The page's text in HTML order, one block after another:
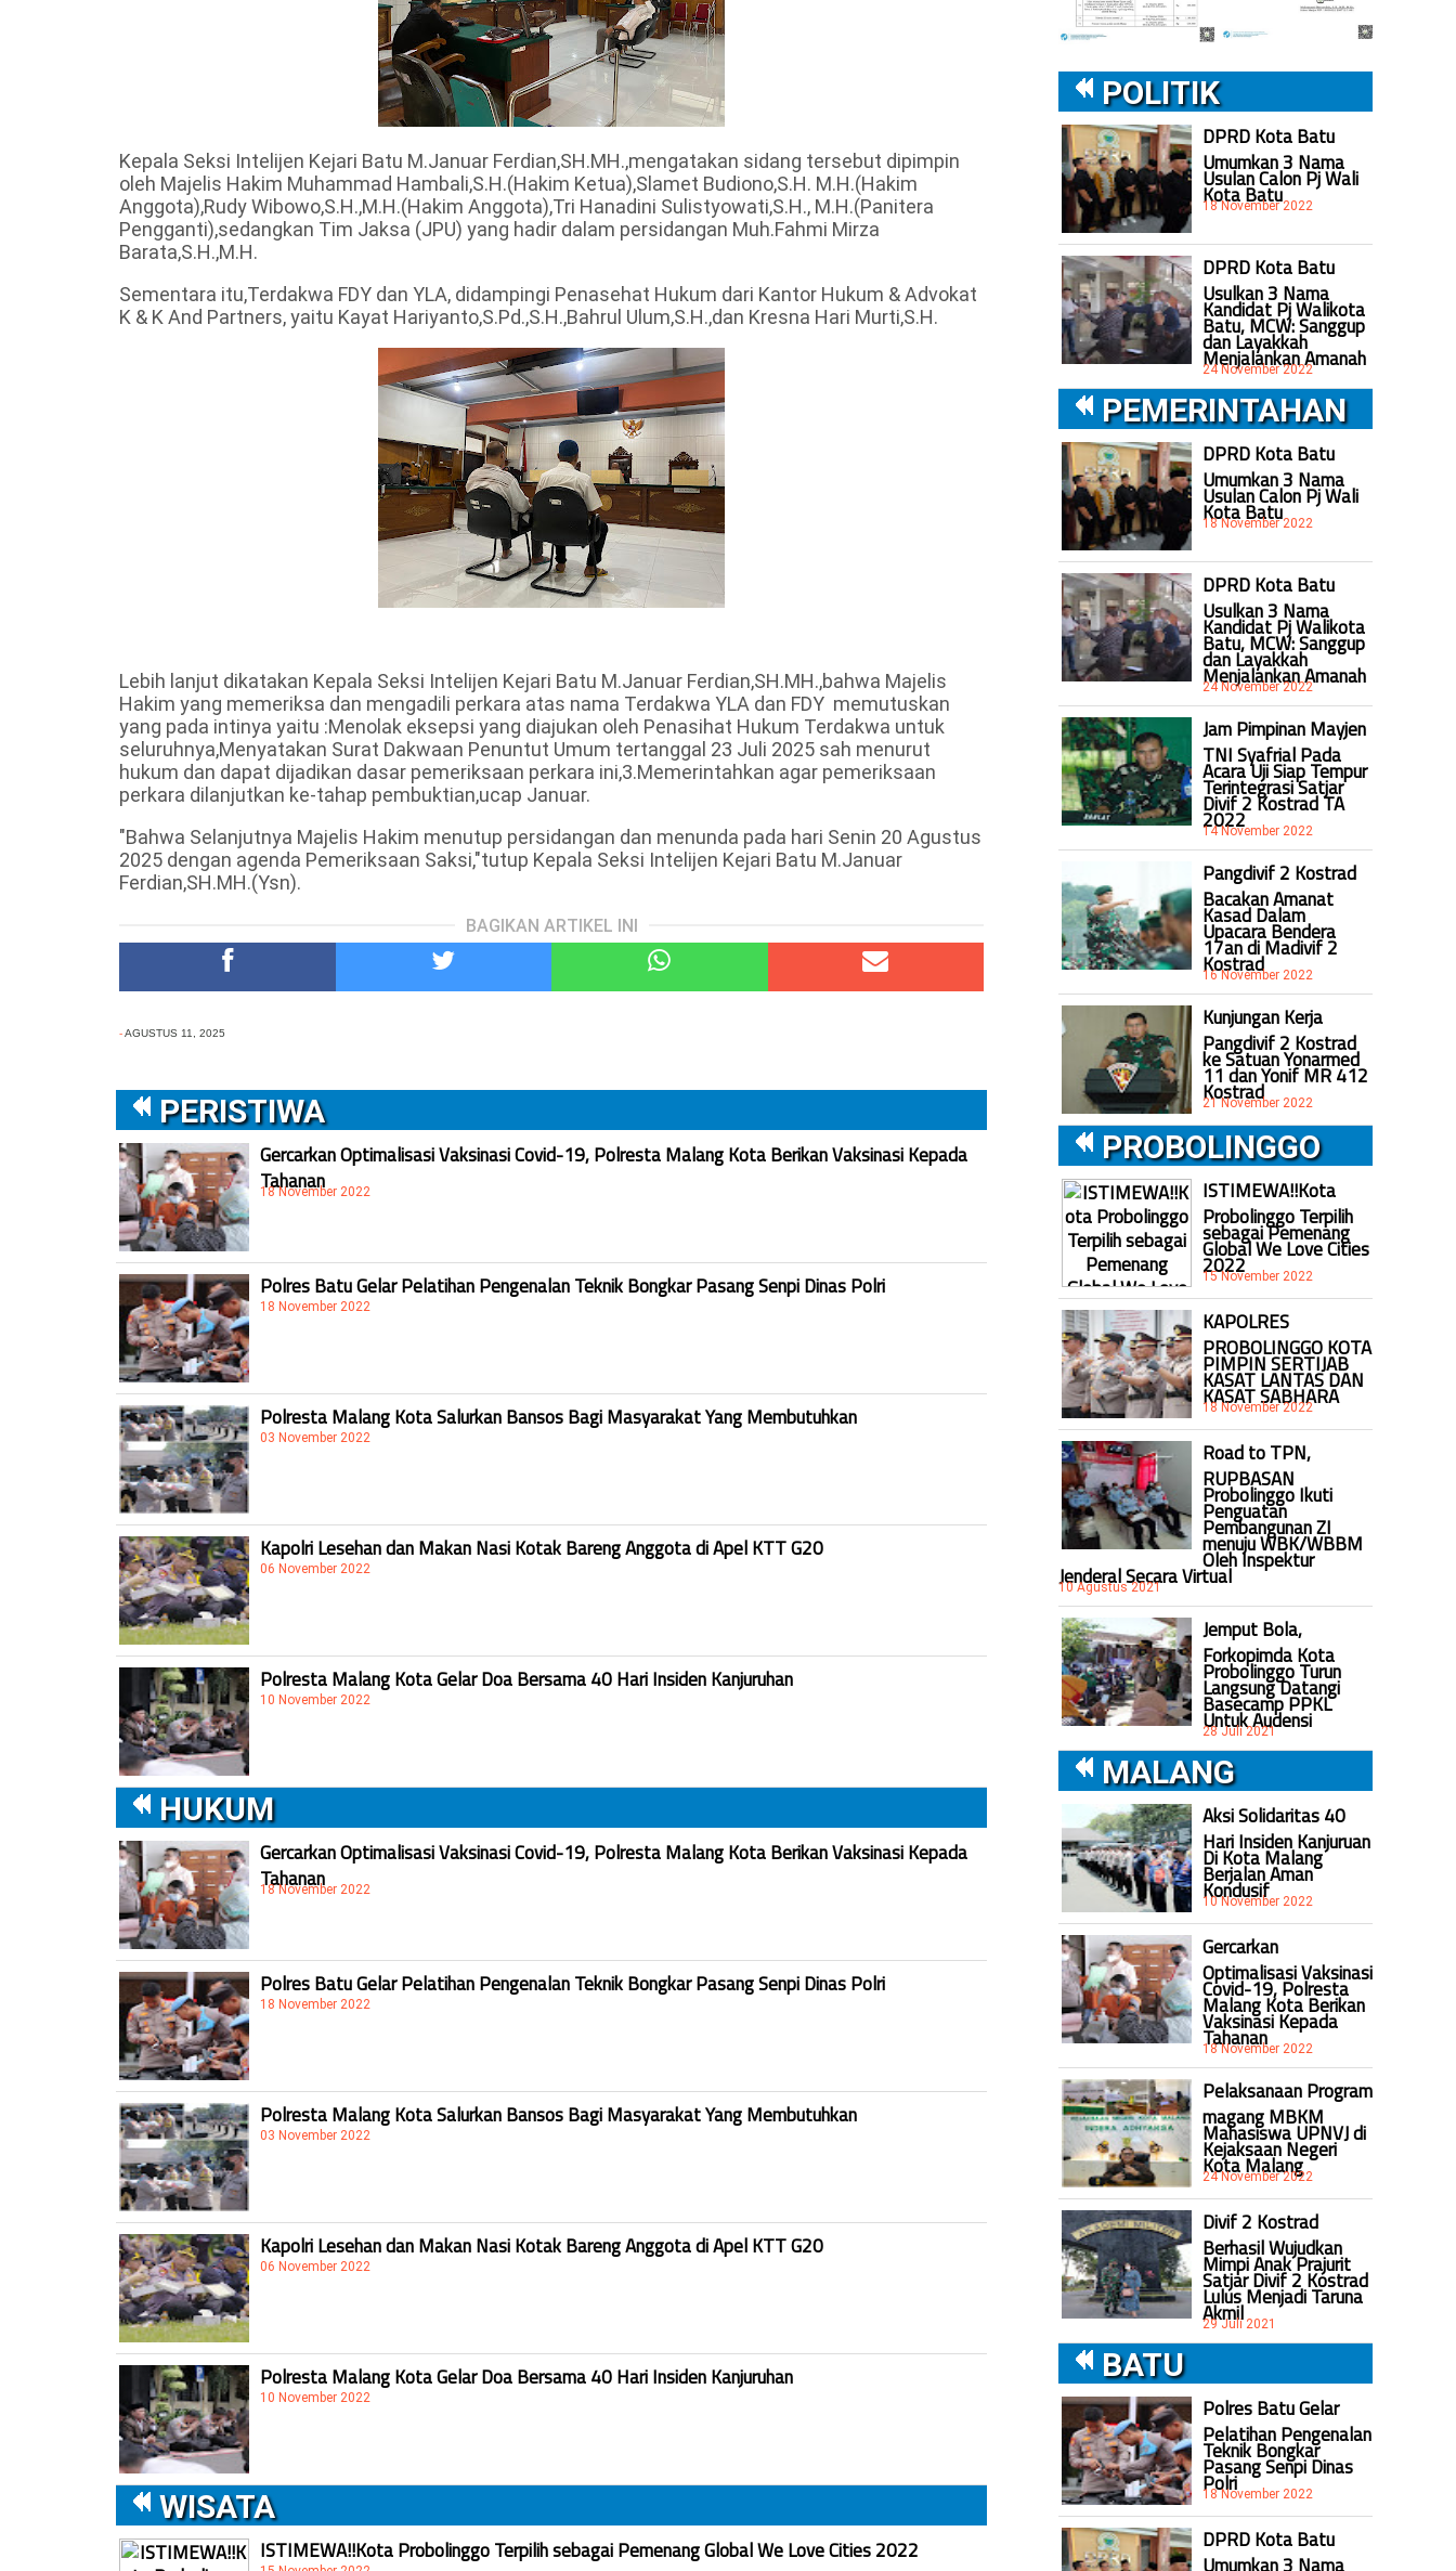
Kepala Seksi Intelijen Kejari Batu M.Januar Ferdian,SH.MH.,mengatakan sidang tersebut dipimpin
oleh Majelis Hakim Muhammad Hambali,S.H.(Hakim Ketua),Slamet Budiono,S.H. M.H.(Hakim
Anggota),Rudy Wibowo,S.H.,M.H.(Hakim Anggota),Tri Hanadini Sulistyowati,S.H., M.H.(Panitera
Pengganti),sedangkan Tim Jaksa (JPU) yang hadir dalam persidangan Muh.Fahmi Mirza
Barata,S.H.,M.H.
Sementara itu,Terdakwa FDY dan YLA, didampingi Penasehat Hukum dari Kantor Hukum & Advokat
K & K And Partners, yaitu Kayat Hariyanto,S.Pd.,S.H.,Bahrul Ulum,S.H.,dan Kresna Hari Murti,S.H.
Lebih lanjut dikatakan Kepala Seksi Intelijen Kejari Batu M.Januar Ferdian,SH.MH.,bahwa Majelis
Hakim yang memeriksa dan mengadili perkara atas nama Terdakwa YLA dan FDY memutuskan
yang pada intinya yaitu :Menolak eksepsi yang diajukan oleh Penasihat Hukum Terdakwa untuk
seluruhnya,Menyatakan Surat Dakwaan Penuntut Umum tertanggal 23 Juli 2025 sah menurut
hukum dan dapat dijadikan dasar pemeriksaan perkara ini,3.Memerintahkan agar pemeriksaan
perkara dilanjutkan ke-tahap pembuktian,ucap Januar.
"Bahwa Selanjutnya Majelis Hakim menutup persidangan dan menunda pada hari Senin 20 Agustus
2025 dengan agenda Pemeriksaan Saksi,"tutup Kepala Seksi Intelijen Kejari Batu M.Januar
Ferdian,SH.MH.(Ysn).
BAGIKAN ARTIKEL INI
-AGUSTUS 11, 2025
PERISTIWA
Gercarkan Optimalisasi Vaksinasi Covid-19, Polresta Malang Kota Berikan Vaksinasi Kepada
Tahanan
18 November 2022
Polres Batu Gelar Pelatihan Pengenalan Teknik Bongkar Pasang Senpi Dinas Polri
18 November 2022
Polresta Malang Kota Salurkan Bansos Bagi Masyarakat Yang Membutuhkan
03 November 2022
Kapolri Lesehan dan Makan Nasi Kotak Bareng Anggota di Apel KTT G20
06 November 2022
Polresta Malang Kota Gelar Doa Bersama 40 Hari Insiden Kanjuruhan
10 November 2022
HUKUM
Gercarkan Optimalisasi Vaksinasi Covid-19, Polresta Malang Kota Berikan Vaksinasi Kepada
Tahanan
18 November 2022
Polres Batu Gelar Pelatihan Pengenalan Teknik Bongkar Pasang Senpi Dinas Polri
18 November 2022
Polresta Malang Kota Salurkan Bansos Bagi Masyarakat Yang Membutuhkan
03 November 2022
Kapolri Lesehan dan Makan Nasi Kotak Bareng Anggota di Apel KTT G20
06 November 2022
Polresta Malang Kota Gelar Doa Bersama 40 Hari Insiden Kanjuruhan
10 November 2022
WISATA
ISTIMEWA!!Kota Probolinggo Terpilih sebagai Pemenang Global We Love Cities 2022
POLITIK
DPRD Kota Batu
Umumkan 3 Nama
Usulan Calon Pj Wali
Kota Batu
18 November 2022
DPRD Kota Batu
Usulkan 3 Nama
Kandidat Pj Walikota
Batu, MCW: Sanggup
dan Layakkah
Menjalankan Amanah
24 November 2022
PEMERINTAHAN
DPRD Kota Batu
Umumkan 3 Nama
Usulan Calon Pj Wali
Kota Batu
18 November 2022
DPRD Kota Batu
Usulkan 3 Nama
Kandidat Pj Walikota
Batu, MCW: Sanggup
dan Layakkah
Menjalankan Amanah
24 November 2022
Jam Pimpinan Mayjen
TNI Syafrial Pada
Acara Uji Siap Tempur
Terintegrasi Satjar
Divif 2 Kostrad TA
2022
14 November 2022
Pangdivif 2 Kostrad
Bacakan Amanat
Kasad Dalam
Upacara Bendera
17an di Madivif 2
Kostrad
16 November 2022
Kunjungan Kerja
Pangdivif 2 Kostrad
ke Satuan Yonarmed
11 dan Yonif MR 412
Kostrad
21 November 2022
PROBOLINGGO
ISTIMEWA!!Kota
Probolinggo Terpilih
sebagai Pemenang
Global We Love Cities
2022
15 November 2022
KAPOLRES
PROBOLINGGO KOTA
PIMPIN SERTIJAB
KASAT LANTAS DAN
KASAT SABHARA
18 November 2022
Road to TPN,
RUPBASAN
Probolinggo Ikuti
Penguatan
Pembangunan ZI
menuju WBK/WBBM
Oleh Inspektur
Jenderal Secara Virtual
10 Agustus 2021
Jemput Bola,
Forkopimda Kota
Probolinggo Turun
Langsung Datangi
Basecamp PPKL
Untuk Audensi
28 Juli 2021
MALANG
Aksi Solidaritas 40
Hari Insiden Kanjuruan
Di Kota Malang
Berjalan Aman
Kondusif
10 November 2022
Gercarkan
Optimalisasi Vaksinasi
Covid-19, Polresta
Malang Kota Berikan
Vaksinasi Kepada
Tahanan
18 November 2022
Pelaksanaan Program
magang MBKM
Mahasiswa UPNVJ di
Kejaksaan Negeri
Kota Malang
24 November 2022
Divif 2 Kostrad
Berhasil Wujudkan
Mimpi Anak Prajurit
Satjar Divif 2 Kostrad
Lulus Menjadi Taruna
Akmil
29 Juli 2021
BATU
Polres Batu Gelar
Pelatihan Pengenalan
Teknik Bongkar
Pasang Senpi Dinas
Polri
18 November 2022
DPRD Kota Batu
Umumkan 3 Nama